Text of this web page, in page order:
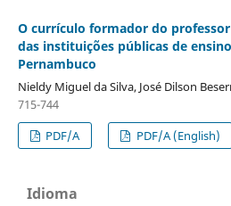
O currículo formador do
das instituições públicas de
Pernambuco
Nieldy Miguel da Silva, José Dilson
715-744
PDF/A
PDF/A (English)
Idioma